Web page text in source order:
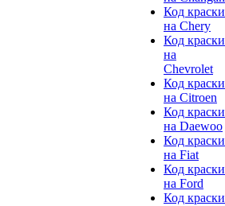
Код краски
на Chery
Код краски
на
Chevrolet
Код краски
на Citroen
Код краски
на Daewoo
Код краски
на Fiat
Код краски
на Ford
Код краски